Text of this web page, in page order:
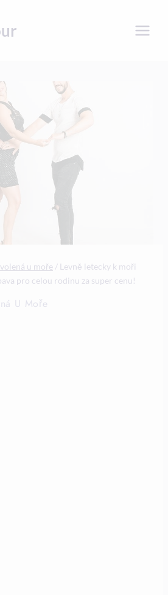
u moře / Levně letecky k moři
pro celou rodinu za super cenu!
U Moře